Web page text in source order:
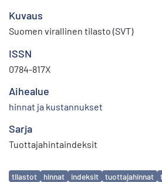
Kuvaus
Suomen virallinen tilasto (SVT)
ISSN
0784-817X
Aihealue
hinnat ja kustannukset
Sarja
Tuottajahintaindeksit
Avainsanat
tilastot hinnat indeksit tuottajahinnat